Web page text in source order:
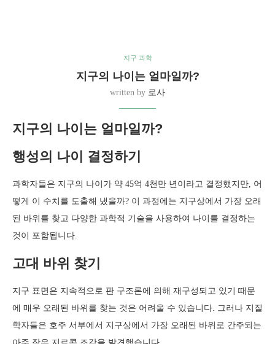
지구 과학
지구의 나이는 얼마일까?
written by 로사
지구의 나이는 얼마일까?
행성의 나이 결정하기
과학자들은 지구의 나이가 약 45억 4천만 년이라고 결정했지만, 어
떻게 이 수치를 도출해 냈을까? 이 과정에는 지구상에서 가장 오래
된 바위를 찾고 다양한 과학적 기술을 사용하여 나이를 결정하는
것이 포함됩니다.
고대 바위 찾기
지구 표면은 지속적으로 판 구조론에 의해 재구성되고 있기 때문
에 매우 오래된 바위를 찾는 것은 어려울 수 있습니다. 그러나 지질
학자들은 호주 서부에서 지구상에서 가장 오래된 바위로 간주되는